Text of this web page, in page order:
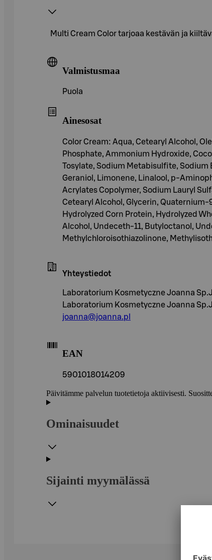
Multi Cream Color tarjoaa kestävän ja
Valmistusmaa
Puola
Ainesosat
Color Cream: Aqua, Cetearyl Alcohol,
Phosphate, Ammonium Hydroxide,
Tosylate, Sodium Metabisulfite,
Geraniol, Limonene, Linalool, p-
Acrylates Copolymer, Sodium Lauryl
Cetearyl Alcohol, Glycerin, Quaternium-
Hydrolyzed Corn Protein, Hydrolyzed
Alcohol, Undeceth-11, Butyloctanol,
Methylchloroisothiazolinone,
Yhteystiedot
Laboratorium Kosmetyczne Joanna
Laboratorium Kosmetyczne Joanna
joanna@joanna.pl
EAN
5901018014209
Päivitämme palvelun tuotetietoja aktiivisesti.
Ominaisuudet
Sijainti myymälässä